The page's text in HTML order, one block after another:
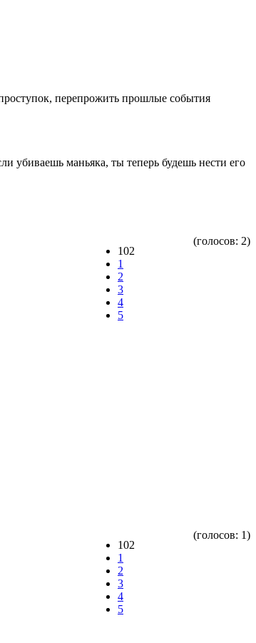
перепрожить прошлые события
убиваешь маньяка, ты теперь будешь нести его
102
1
2
3
4
5
(голосов: 2)
102
1
2
3
4
5
(голосов: 1)